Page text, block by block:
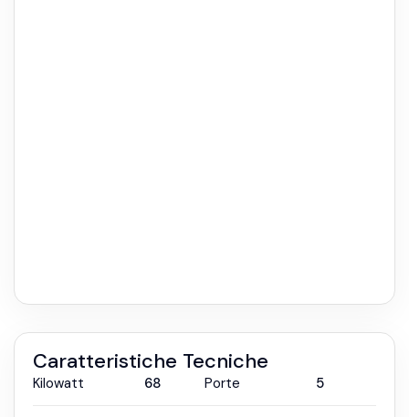
Caratteristiche Tecniche
Kilowatt 68 Porte 5